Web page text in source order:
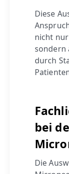
Diese
nicht
sondern
durch
bei
Die